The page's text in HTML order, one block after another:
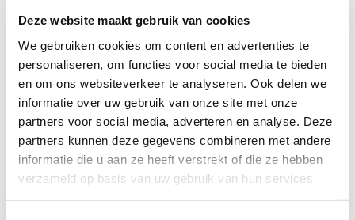
Deze website maakt gebruik van cookies
We gebruiken cookies om content en advertenties te
personaliseren, om functies voor social media te bieden
en om ons websiteverkeer te analyseren. Ook delen we
informatie over uw gebruik van onze site met onze
partners voor social media, adverteren en analyse. Deze
partners kunnen deze gegevens combineren met andere
informatie die u aan ze heeft verstrekt of die ze hebben
verzameld op basis van uw gebruik van hun services.